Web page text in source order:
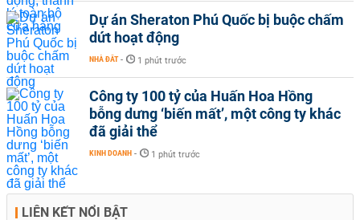
Dự án Sheraton Phú Quốc bị buộc chấm
dứt hoạt động
NHÀ ĐẤT - 1 phút trước
Công ty 100 tỷ của Huấn Hoa Hồng
bỗng dưng ‘biến mất’, một công ty khác
đã giải thể
KINH DOANH - 1 phút trước
LIÊN KẾT NỔI BẬT